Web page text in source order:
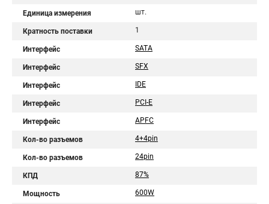
Единица измерения шт.
Кратность поставки 1
Интерфейс SATA
Интерфейс SFX
Интерфейс IDE
Интерфейс PCI-E
Интерфейс APFC
Кол-во разъемов 4+4pin
Кол-во разъемов 24pin
КПД 87%
Мощность 600W